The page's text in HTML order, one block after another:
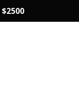
$2500